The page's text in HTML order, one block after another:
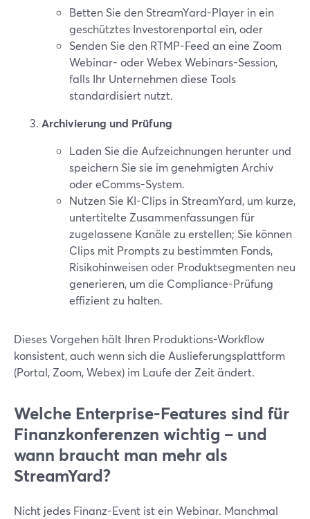
Betten Sie den StreamYard-Player in ein
geschütztes Investorenportal ein, oder
Senden Sie den RTMP-Feed an eine Zoom
Webinar- oder Webex Webinars-Session,
falls Ihr Unternehmen diese Tools
standardisiert nutzt.
Archivierung und Prüfung
Laden Sie die Aufzeichnungen herunter und
speichern Sie sie im genehmigten Archiv
oder eComms-System.
Nutzen Sie KI-Clips in StreamYard, um kurze,
untertitelte Zusammenfassungen für
zugelassene Kanäle zu erstellen; Sie können
Clips mit Prompts zu bestimmten Fonds,
Risikohinweisen oder Produktsegmenten neu
generieren, um die Compliance-Prüfung
effizient zu halten.
Dieses Vorgehen hält Ihren Produktions-Workflow
konsistent, auch wenn sich die Auslieferungsplattform
(Portal, Zoom, Webex) im Laufe der Zeit ändert.
Welche Enterprise-Features sind für
Finanzkonferenzen wichtig – und
wann braucht man mehr als
StreamYard?
Nicht jedes Finanz-Event ist ein Webinar. Manchmal